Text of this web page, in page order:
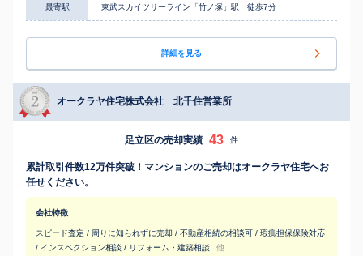
最寄駅 東武スカイツリーライン「竹ノ塚」駅 徒歩7分
詳細を見る
オークラヤ住宅株式会社 北千住営業所
足立区の売却実績 43 件
累計取引件数12万件突破！マンションのご売却はオークラヤ住宅へお
任せください。
会社特徴
スピード査定 / 周りに知られずに売却 / 不動産相続の相談可 / 瑕疵担保保険対応
/ インスペクション相談 / リフォーム・建築相談
他...